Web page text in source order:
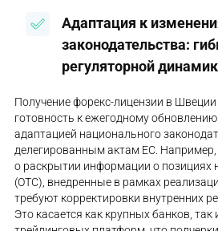
Адаптация к
законодательства:
регуляторной
Получение форекс-лицензии в Швеции
готовность к ежегодному
адаптацией национального
делегированным актам ЕС.
о раскрытии информации о позициях
(OTC), внедренные в рамках
требуют корректировки внутренних
Это касается как крупных банков,